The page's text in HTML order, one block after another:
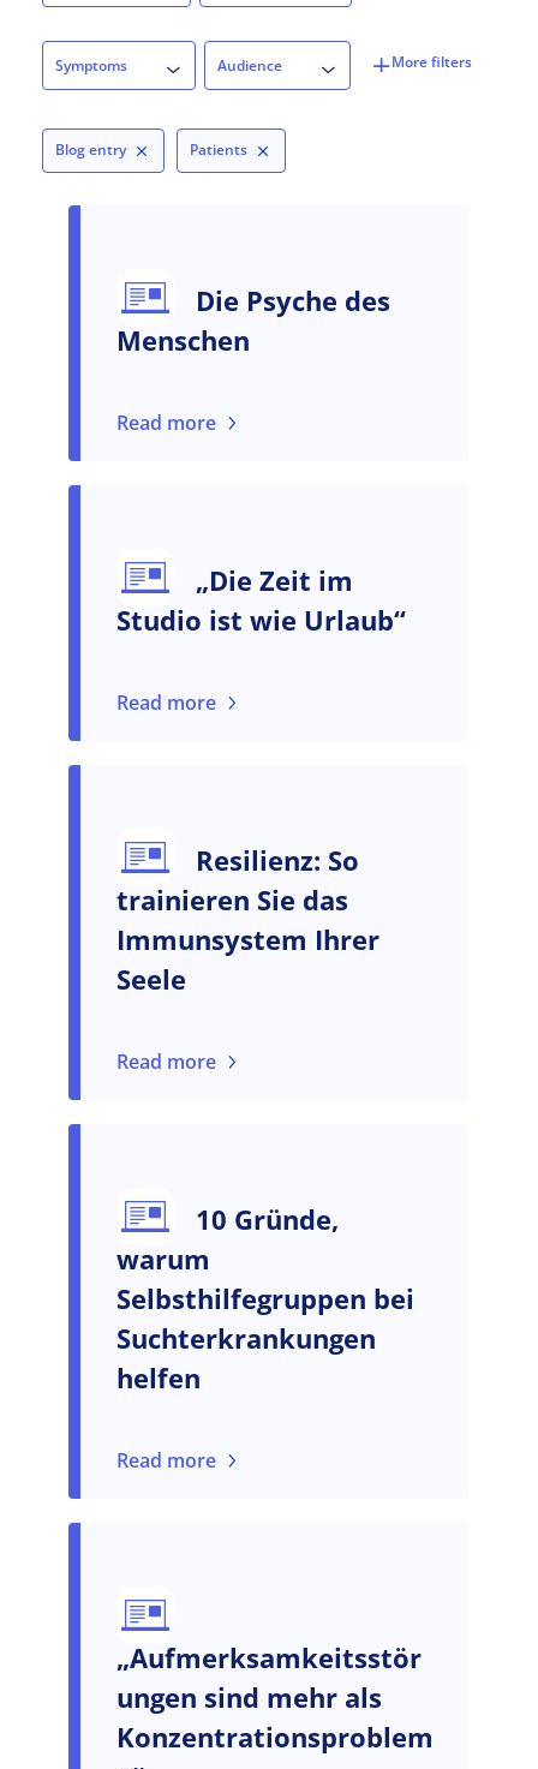
Symptoms
Symptoms
Audience
Audience
Blog entry Patients
Die Psyche des
Menschen
Read more
„Die Zeit im
Studio ist wie Urlaub“
Read more
Resilienz: So
trainieren Sie das
Immunsystem Ihrer
Seele
Read more
10 Gründe,
warum
Selbsthilfegruppen bei
Suchterkrankungen
helfen
Read more
„Aufmerksamkeitsstör
ungen sind mehr als
Konzentrationsproblem